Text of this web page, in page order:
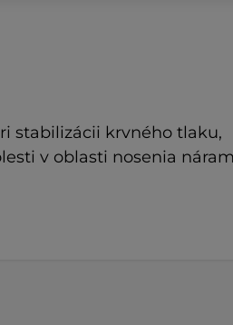
stabilizácii krvného tlaku,
v oblasti nosenia